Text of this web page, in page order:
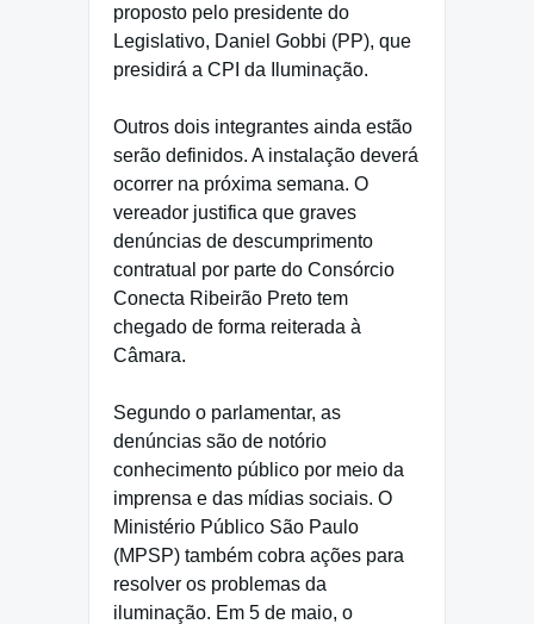
proposto pelo presidente do
Legislativo, Daniel Gobbi (PP), que
presidirá a CPI da Iluminação.
Outros dois integrantes ainda estão
serão definidos. A instalação deverá
ocorrer na próxima semana. O
vereador justifica que graves
denúncias de descumprimento
contratual por parte do Consórcio
Conecta Ribeirão Preto tem
chegado de forma reiterada à
Câmara.
Segundo o parlamentar, as
denúncias são de notório
conhecimento público por meio da
imprensa e das mídias sociais. O
Ministério Público São Paulo
(MPSP) também cobra ações para
resolver os problemas da
iluminação. Em 5 de maio, o